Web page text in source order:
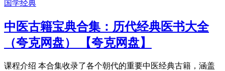
国学经典
中医古籍宝典合集：历代经典医书大全
（夸克网盘） 【夸克网盘】
课程介绍 本合集收录了各个朝代的重要中医经典古籍，涵盖